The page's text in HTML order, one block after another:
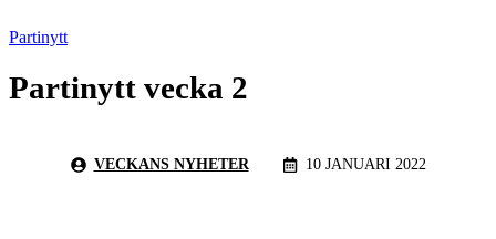
Partinytt
Partinytt vecka 2
VECKANS NYHETER 10 JANUARI 2022